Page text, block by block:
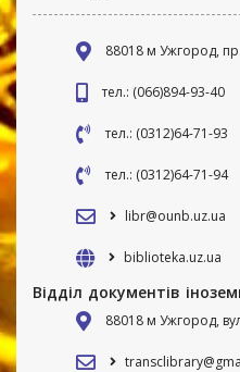
88018 м Ужгород,
тел.: (066)894-93-40
тел.: (0312)64-71-93
тел.: (0312)64-71-94
libr@ounb.uz.ua
biblioteka.uz.ua
Відділ документів
88018 м Ужгород,